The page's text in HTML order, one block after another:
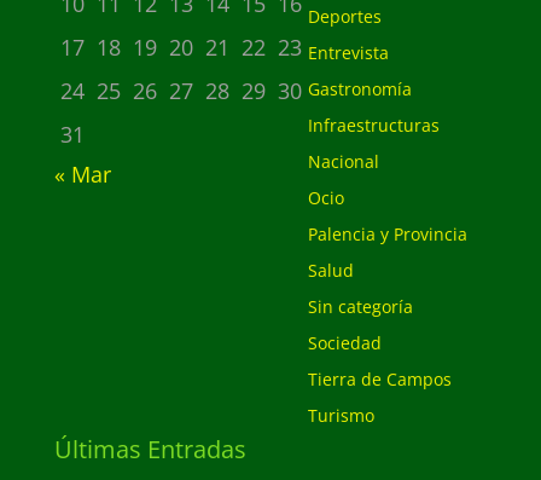
17 18 19 20 21 22 23
24 25 26 27 28 29 30
31
« Mar
Deportes
Entrevista
Gastronomía
Infraestructuras
Nacional
Ocio
Palencia y Provincia
Salud
Sin categoría
Sociedad
Tierra de Campos
Turismo
Últimas Entradas